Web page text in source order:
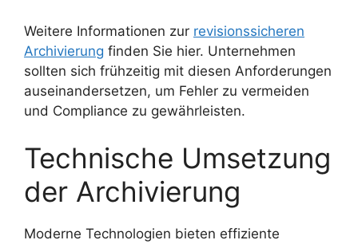
Weitere Informationen zur revisionssicheren
Archivierung finden Sie hier. Unternehmen
sollten sich frühzeitig mit diesen Anforderungen
auseinandersetzen, um Fehler zu vermeiden
und Compliance zu gewährleisten.
Technische Umsetzung
der Archivierung
Moderne Technologien bieten effiziente